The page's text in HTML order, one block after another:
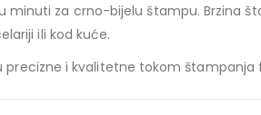
minuti za crno-bijelu štampu. Brzina
ili kod kuće.
precizne i kvalitetne tokom